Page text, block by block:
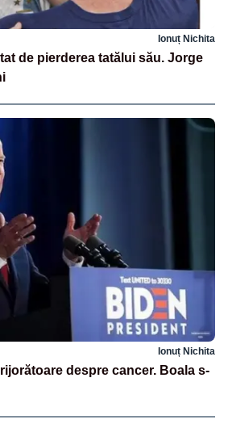
Ionuț Nichita
de pierderea tatălui său. Jorge
Ionuț Nichita
despre cancer. Boala s-